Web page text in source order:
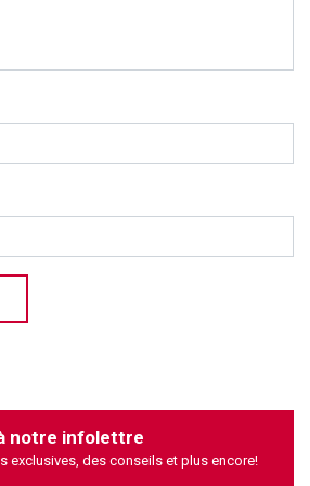
notre infolettre
exclusives, des conseils et plus encore!